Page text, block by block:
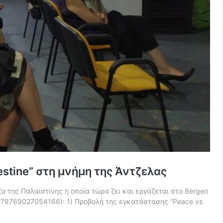
στη μνήμη της Άντζελας
Παλαιστίνης η οποία τώρα ζει και εργάζεται στο Bergen
1) Προβολή της εγκατάστασης “Peace vs